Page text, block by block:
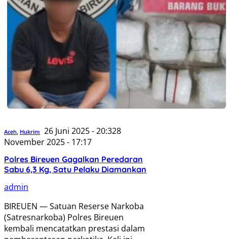
Aceh, Hukrim 26 Juni 2025 - 20:328
November 2025 - 17:17
Polres Bireuen Gagalkan Peredaran
Sabu 6,3 Kg, Satu Pelaku Diamankan
admin
BIREUEN — Satuan Reserse Narkoba
(Satresnarkoba) Polres Bireuen
kembali mencatatkan prestasi dalam